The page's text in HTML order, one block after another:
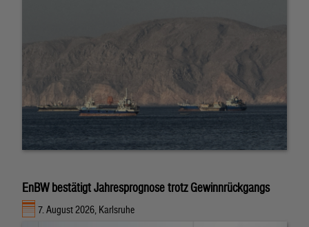
EnBW bestätigt Jahresprognose trotz Gewinnrückgangs
7. August 2026, Karlsruhe